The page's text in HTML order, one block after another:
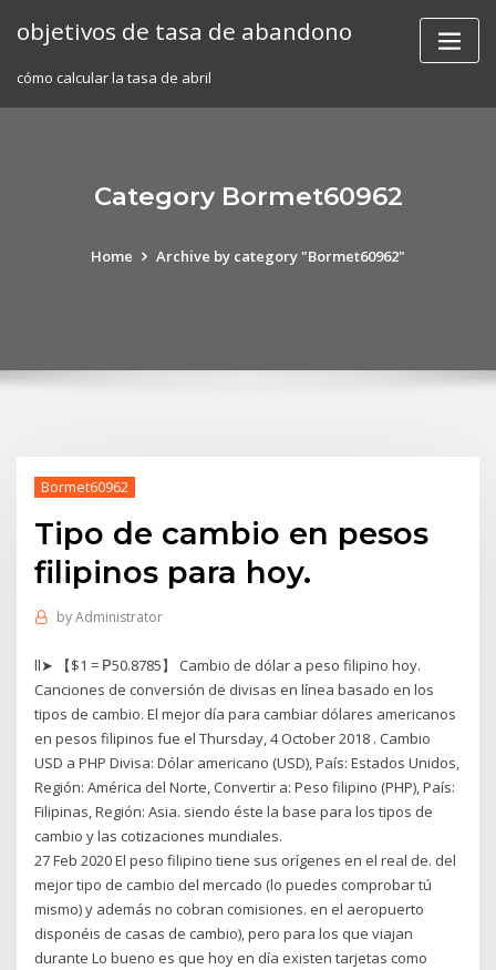
objetivos de tasa de abandono
cómo calcular la tasa de abril
Category Bormet60962
Home Archive by category "Bormet60962"
Bormet60962
Tipo de cambio en pesos
filipinos para hoy.
byAdministrator
ll➤ 【$1 = ₱50.8785】 Cambio de dólar a peso filipino hoy.
Canciones de conversión de divisas en línea basado en los
tipos de cambio. El mejor día para cambiar dólares americanos
en pesos filipinos fue el Thursday, 4 October 2018 . Cambio
USD a PHP Divisa: Dólar americano (USD), País: Estados Unidos,
Región: América del Norte, Convertir a: Peso filipino (PHP), País:
Filipinas, Región: Asia. siendo éste la base para los tipos de
cambio y las cotizaciones mundiales.
27 Feb 2020 El peso filipino tiene sus orígenes en el real de. del
mejor tipo de cambio del mercado (lo puedes comprobar tú
mismo) y además no cobran comisiones. en el aeropuerto
disponéis de casas de cambio), pero para los que viajan
durante Lo bueno es que hoy en día existen tarjetas como